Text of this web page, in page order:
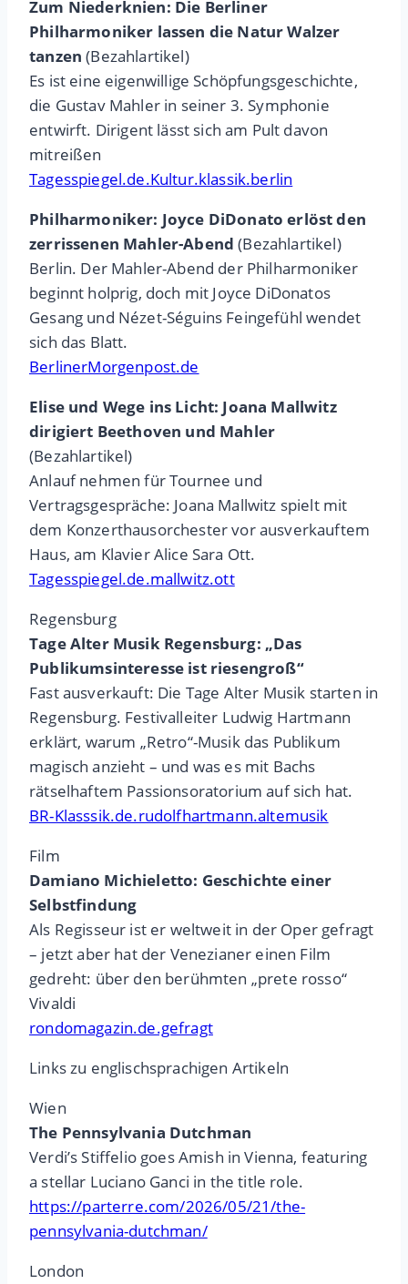
Zum Niederknien: Die Berliner
Philharmoniker lassen die Natur Walzer
tanzen (Bezahlartikel)
Es ist eine eigenwillige Schöpfungsgeschichte,
die Gustav Mahler in seiner 3. Symphonie
entwirft. Dirigent lässt sich am Pult davon
mitreißen
Tagesspiegel.de.Kultur.klassik.berlin
Philharmoniker: Joyce DiDonato erlöst den
zerrissenen Mahler-Abend (Bezahlartikel)
Berlin. Der Mahler-Abend der Philharmoniker
beginnt holprig, doch mit Joyce DiDonatos
Gesang und Nézet-Séguins Feingefühl wendet
sich das Blatt.
BerlinerMorgenpost.de
Elise und Wege ins Licht: Joana Mallwitz
dirigiert Beethoven und Mahler
(Bezahlartikel)
Anlauf nehmen für Tournee und
Vertragsgespräche: Joana Mallwitz spielt mit
dem Konzerthausorchester vor ausverkauftem
Haus, am Klavier Alice Sara Ott.
Tagesspiegel.de.mallwitz.ott
Regensburg
Tage Alter Musik Regensburg: „Das
Publikumsinteresse ist riesengroß“
Fast ausverkauft: Die Tage Alter Musik starten in
Regensburg. Festivalleiter Ludwig Hartmann
erklärt, warum „Retro“-Musik das Publikum
magisch anzieht – und was es mit Bachs
rätselhaftem Passionsoratorium auf sich hat.
BR-Klasssik.de.rudolfhartmann.altemusik
Film
Damiano Michieletto: Geschichte einer
Selbstfindung
Als Regisseur ist er weltweit in der Oper gefragt
– jetzt aber hat der Venezianer einen Film
gedreht: über den berühmten „prete rosso“
Vivaldi
rondomagazin.de.gefragt
Links zu englischsprachigen Artikeln
Wien
The Pennsylvania Dutchman
Verdi’s Stiffelio goes Amish in Vienna, featuring
a stellar Luciano Ganci in the title role.
https://parterre.com/2026/05/21/the-
pennsylvania-dutchman/
London